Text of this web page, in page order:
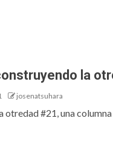
la
josenatsuhara
otredad #21, una